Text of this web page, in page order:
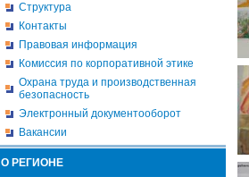
Структура
Контакты
Правовая информация
Комиссия по корпоративной этике
Охрана труда и производственная
безопасность
Электронный документооборот
Вакансии
О РЕГИОНЕ